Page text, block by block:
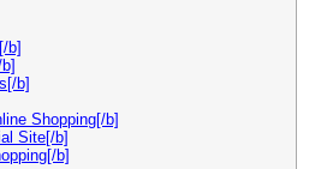
b]
b]
Shopping[/b]
Site[/b]
b]